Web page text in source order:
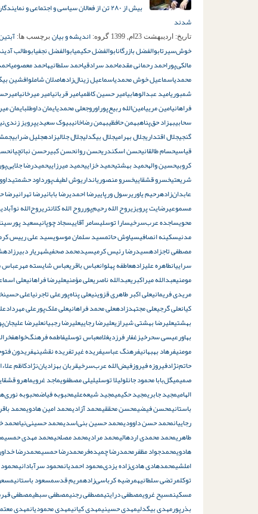
بیش از ۲۸۰ تن از فعالان سیاسی و اجتماعی
شدند
تاریخ: اردیبهشت 23ام, 1399 گروه: اندیشه و بیان برچسب ها:
خوش‌سیرتابوالفضل بازرگانابوالفضل حکیمیابوالفضل نجفیابوطالب
مالکی‌پوراحمد رحمانی مقدماحمد سرادقیاحمد سلطانیهاحمد معصومی
محمدیاسماعیل خوش محمدیاسماعیل زینال‌زادهاصلان شاملوافشین
شمبوریامید عبدالوهابیامیر حسین کاظمیامیر قربانیامیر میرخانی
فراهانیامین مرییامین‌الله ربیع‌پوراوروجعلی محمدیایمان داوطلبایمان
سحابیبهزاد حق‌پناهبهمن حافظیبهمن رضاخانیبیوک سعیدیپرویز
گنجیجلال اقتداریجلال بهرامیجلال بیگدلیجلال جلالی‎زاده جلیل ضرابی
قیاسیحسام طالقانیحسن اسکندریحسن روانحسن کبیرحسن نباتچیان
کروبیحسین والهحمید بهشتیحمید خزاییحمید میرزاییحمیدرضا
شریعتیخسرو قشقاییخسرو منصوریانداریوش لطیف‌پورداود حشمتی
عابدان‌زادهرحیم یاوریرسول ورپاییرضا احمدیرضا بابائیرضا تهرانیرضا
مسموعیرضایت پرویزیروح الله رحیم‌پورروح الله کلانتریروح‌الله نوآبادی
محویساجده عرب‌سرخیسارا توسلیسامر آقاییسجاد چوپانیسعید پورسینا
مدنیسکینه انصافیسیاوش حاتمسید سلمان موسویسید علی رییس
مصطفی تاجزادهسیدرضا رئیس کرمیسیدمحمد صحفیشهریار دبیرزاده
سراییانطاهره علیزادهعاطفه پهلوانعباس باقریعباس شایسته مهرعباس
مومنیعبدالله میراکبریعبدالله ناصریعلى مؤمنىعليرضا فراهانیعلی
مریدی فریمانیعلی اکبر طاهری قزوینیعلی پناه‌پورعلی تاجرنیاعلی
کیانعلی گرجیعلی مجتهدزادهعلی محمد فراهانیعلی ملک‌پورعلی مهرداد
بهشتیعلیرضا بهشتی شیرازیعلیرضا رجاییعلیرضا رجبیانعلیرضا
بهاورعیسی سحرخیزغفار فرزدیغلامعباس توسلیفاطمه فرهنگ‌خواه
مومنیفرهاد بهبهانیفرهنگ عباسیفریده غیرتفریده نقشینهفریدون
حاتم‌نژادفیروزه فیروزفیض‌الله عرب‌سرخیقربان بهزادیان‌نژادکاظم
صمیمیگل‌بابا محمود جانلولیلا توسلیلیلی مصطفویماجد غرویماهرو
الهامیمجید جابریمجید حکیمیمجید شیعه‌علیمحبوبه فیاضمحبوبه
باستانیمحسن فیضیمحسن محققیمحمد آزادیمحمد امین هادویمحمد
رجاییانمحمد حسن داوودیمحمد حسین بنی‌اسدیمحمد حسینی‌نیامحمد
طاهریمحمد محمدی اردهالیمحمد مرادیمحمد مصلحیمحمد مهدی حمسی
هادویمحمدجواد مظفرمحمدرضا چمیده‌فرمحمدرضا حمسیمحمدرضا
املشیمحمدهادى هادی‌زاده يزدىمحمود احمدیانمحمود سرآبادانی
توکلمرتضی سلطانیهمرضیه کرباسی‌زادهمریم قدسمسعود باستانی
مسکینمسیح غرویمصطفی درایتیمصطفی رجنیمصطفی سبطیمصطفی
بذرپورمهدی بیگدلیمهدی حسینیمهدی کیانیمهدی محمودیانمهدی